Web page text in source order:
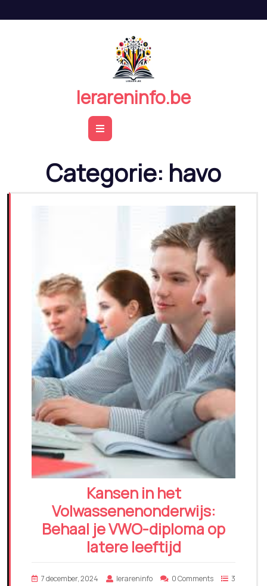
de
lerareninfo.be
Open
Categorie: havo
Kansen in het
Volwassenenonderwijs:
Behaal je VWO-diploma op
latere leeftijd
7 december, 2024 lerareninfo 0 Comments
3